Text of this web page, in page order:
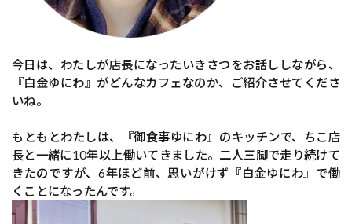
今日は、わたしが店長になったいきさつをお話ししながら、
『白金ゆにわ』がどんなカフェなのか、ご紹介させてくださ
いね。
もともとわたしは、『御食事ゆにわ』のキッチンで、ちこ店
長と一緒に10年以上働いてきました。二人三脚で走り続けて
きたのですが、6年ほど前、思いがけず『白金ゆにわ』で働
くことになったんです。